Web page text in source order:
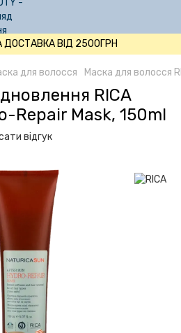
ВІД 2500ГРН
для волосся Маска для волосся
RICA
Repair Mask, 150ml
відгук